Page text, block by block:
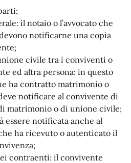
il notaio o l’avvocato che
notificarne una copia
civile tra i conviventi o
ed altra persona: in questo
ha contratto matrimonio o
notificare al convivente di
matrimonio o di unione civile;
essere notificata anche al
ha ricevuto o autenticato il
contraenti: il convivente